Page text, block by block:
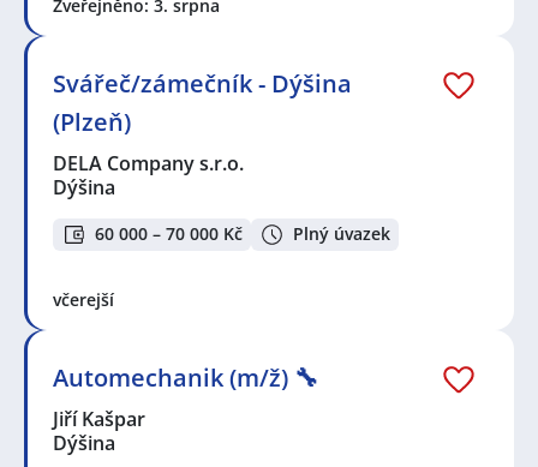
Zveřejněno: 3. srpna
Svářeč/zámečník - Dýšina
(Plzeň)
DELA Company s.r.o.
Dýšina
60 000 – 70 000 Kč Plný úvazek
včerejší
Automechanik (m/ž) 🔧
Jiří Kašpar
Dýšina